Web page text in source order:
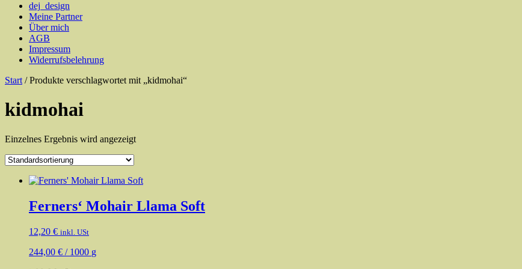
dej_design
Meine Partner
Über mich
AGB
Impressum
Widerrufsbelehrung
Start / Produkte verschlagwortet mit „kidmohai“
kidmohai
Einzelnes Ergebnis wird angezeigt
Ferners‘ Mohair Llama Soft
12,20 € inkl. USt
244,00 € / 1000 g